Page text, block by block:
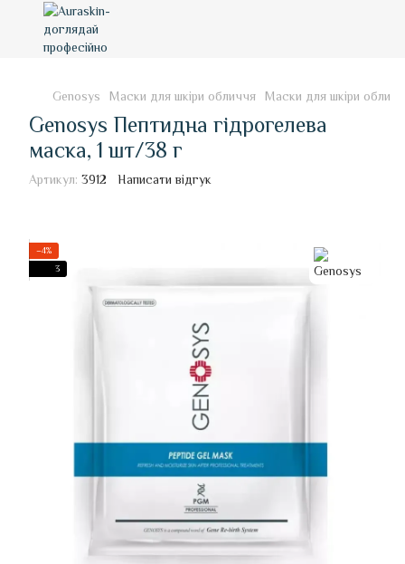
Genosys Маски для шкіри обличчя Маски для шкіри
Genosys Пептидна гідрогелева
маска, 1 шт/38 г
Артикул: 3912 Написати відгук
−4%
3